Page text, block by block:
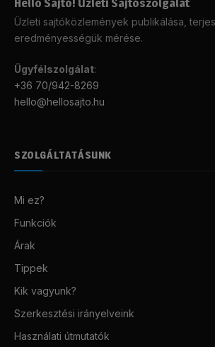
Üzleti sajtóközlemények publikálása,
eredményességük mérése.
Ügyfélszolgálat:
+36 70/942-8269
hello@hellosajto.hu
SZOLGÁLTATÁSUNK
Mi ez?
Funkciók
Árak
Tippek
Kik vagyunk?
Szerkesztési irányelveink
Használati útmutatók